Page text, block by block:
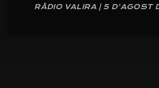
RÀDIO VALIRA | 5 D'AGOST